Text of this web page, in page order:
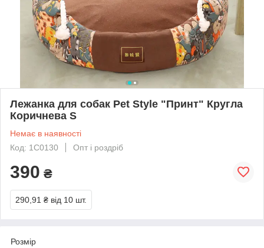
Лежанка для собак Pet Style "Принт" Кругла
Коричнева S
Немає в наявності
Код: 1C0130
Опт і роздріб
390 ₴
290,91 ₴ від 10 шт.
Розмір